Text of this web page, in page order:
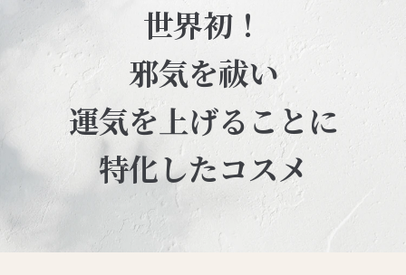
世界初！
邪気を祓い
運気を上げることに
特化したコスメ